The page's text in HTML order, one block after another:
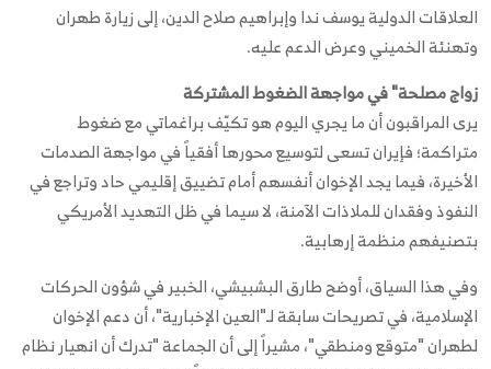
العلاقات الدولية يوسف ندا وإبراهيم صلاح الدين، إلى زيارة طهران
وتهنئة الخميني وعرض الدعم عليه.
زواج مصلحة" في مواجهة الضغوط المشتركة
يرى المراقبون أن ما يجري اليوم هو تكيّف براغماتي مع ضغوط
متراكمة؛ فإيران تسعى لتوسيع محورها أفقياً في مواجهة الصدمات
الأخيرة، فيما يجد الإخوان أنفسهم أمام تضييق إقليمي حاد وتراجع في
النفوذ وفقدان للملاذات الآمنة، لا سيما في ظل التهديد الأمريكي
بتصنيفهم منظمة إرهابية.
وفي هذا السياق، أوضح طارق البشبيشي، الخبير في شؤون الحركات
الإسلامية، في تصريحات سابقة لـ"العين الإخبارية"، أن دعم الإخوان
لطهران "متوقع ومنطقي"، مشيراً إلى أن الجماعة "تدرك أن انهيار نظام